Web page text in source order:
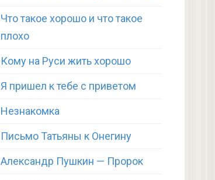
Что такое хорошо и что такое
плохо
Кому на Руси жить хорошо
Я пришел к тебе с приветом
Незнакомка
Письмо Татьяны к Онегину
Александр Пушкин — Пророк